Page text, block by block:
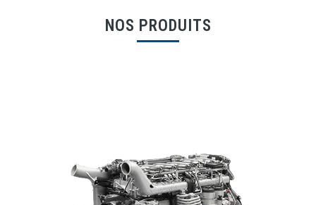
NOS PRODUITS